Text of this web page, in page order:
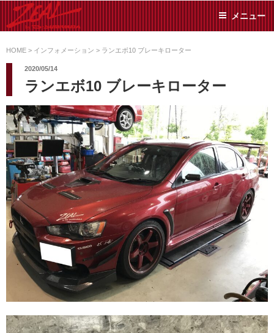
ン
ツ
ス
キ
ッ
SUMIYAMA
た日常メンテから各種チ
ューニングまで、車に関
リーでお任せください!
メニュー
HOME > インフォメーション > ランエボ10 ブレーキローター
2020/05/14
ランエボ10 ブレーキローター